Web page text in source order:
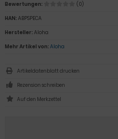
Bewertungen:
(0)
HAN: ABPSPECA
Hersteller: Aloha
Mehr Artikel von: Aloha
Artikeldatenblatt drucken
Rezension schreiben